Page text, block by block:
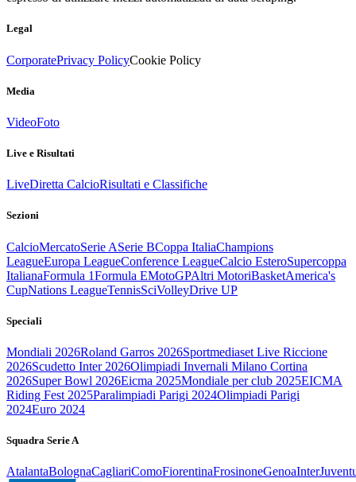
Legal
CorporatePrivacy PolicyCookie Policy
Media
VideoFoto
Live e Risultati
LiveDiretta CalcioRisultati e Classifiche
Sezioni
CalcioMercatoSerie ASerie BCoppa ItaliaChampions
LeagueEuropa LeagueConference LeagueCalcio EsteroSupercoppa
ItalianaFormula 1Formula EMotoGPAltri MotoriBasketAmerica's
CupNations LeagueTennisSciVolleyDrive UP
Speciali
Mondiali 2026Roland Garros 2026Sportmediaset Live Riccione
2026Scudetto Inter 2026Olimpiadi Invernali Milano Cortina
2026Super Bowl 2026Eicma 2025Mondiale per club 2025EICMA
Riding Fest 2025Paralimpiadi Parigi 2024Olimpiadi Parigi
2024Euro 2024
Squadra Serie A
AtalantaBolognaCagliariComoFiorentinaFrosinoneGenoaInter